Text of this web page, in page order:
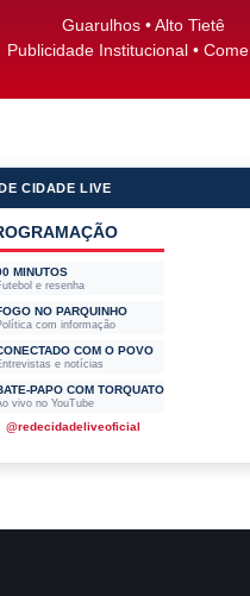
Guarulhos • Alto Tietê
Publicidade Institucional •
CIDADE LIVE
MINUTOS
e resenha
NO PARQUINHO
com informação
COM O POVO
e notícias
PAPO COM TORQUATO
vivo no YouTube
@redecidadeliveoficial